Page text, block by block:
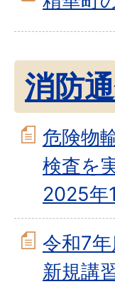
消防
危険物
検査を
2025年
令和7
新規講